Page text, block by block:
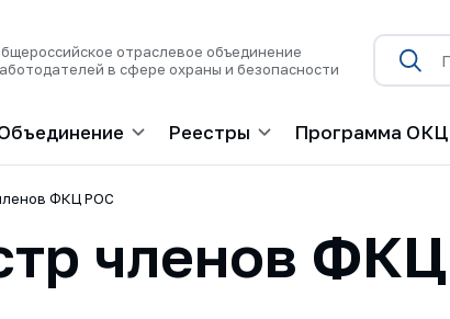
отраслевое объединение
в сфере охраны и безопасности
Реестры Программа ОКЦ
ФКЦ РОС
членов